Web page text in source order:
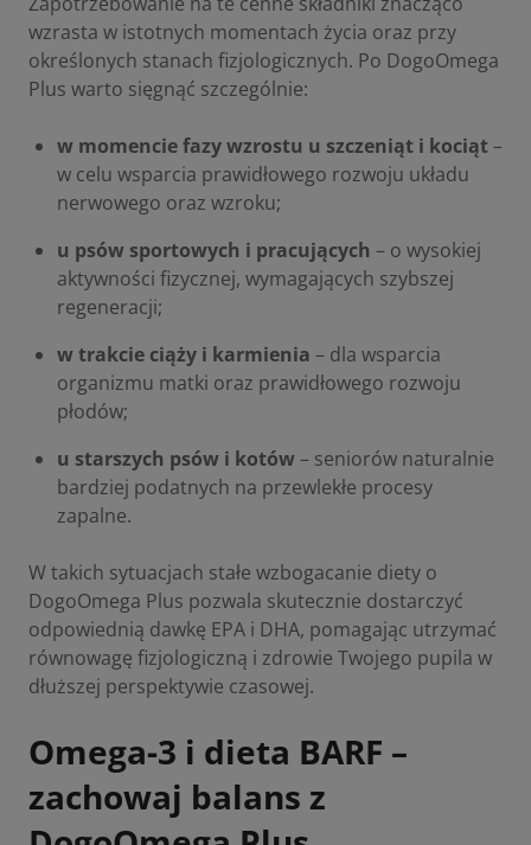
wzrasta w istotnych momentach życia oraz przy
określonych stanach fizjologicznych. Po DogoOmega
Plus warto sięgnąć szczególnie:
w momencie fazy wzrostu u szczeniąt i kociąt–
w celu wsparcia prawidłowego rozwoju układu
nerwowego oraz wzroku;
u psów sportowych i pracujących – o wysokiej
aktywności fizycznej, wymagających szybszej
regeneracji;
w trakcie ciąży i karmienia – dla wsparcia
organizmu matki oraz prawidłowego rozwoju
płodów;
u starszych psów i kotów– seniorów naturalnie
bardziej podatnych na przewlekłe procesy
zapalne.
W takich sytuacjach stałe wzbogacanie diety o
DogoOmega Plus pozwala skutecznie dostarczyć
odpowiednią dawkę EPA i DHA, pomagając utrzymać
równowagę fizjologiczną i zdrowie Twojego pupila w
dłuższej perspektywie czasowej.
Omega-3 i dieta BARF –
zachowaj balans z